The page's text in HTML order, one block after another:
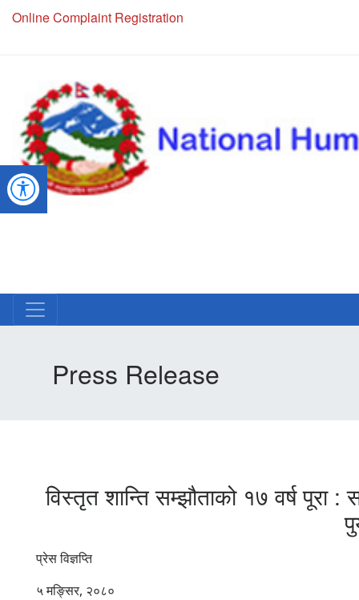
Online Complaint Registration
Press Release
विस्तृत शान्ति सम्झौताको १७ वर्ष पूरा
प्रेस विज्ञप्ति
५ मङ्सिर, २०८०